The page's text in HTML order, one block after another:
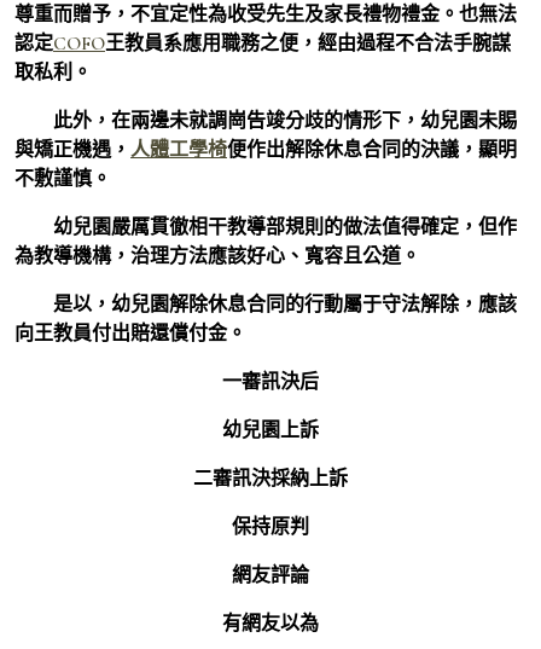
尊重而贈予，不宜定性為收受先生及家長禮物禮金。也無法
認定COFO王教員系應用職務之便，經由過程不合法手腕謀
取私利。
此外，在兩邊未就調崗告竣分歧的情形下，幼兒園未賜
與矯正機遇， 人體工學椅便作出解除休息合同的決議，顯明
不敷謹慎。
幼兒園嚴厲貫徹相干教導部規則的做法值得確定，但作
為教導機構，治理方法應該好心、寬容且公道。
是以，幼兒園解除休息合同的行動屬于守法解除，應該
向王教員付出賠還償付金。
一審訊決后
幼兒園上訴
二審訊決採納上訴
保持原判
網友評論
有網友以為